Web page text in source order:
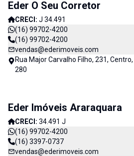
Eder O Seu Corretor
CRECI: J 34.491
(16) 99702-4200
(16) 99702-4200
vendas@ederimoveis.com
Rua Major Carvalho Filho, 231,
280
Eder Imóveis Araraquara
CRECI: 34.491 J
(16) 99702-4200
(16) 3397-0737
vendas@ederimoveis.com